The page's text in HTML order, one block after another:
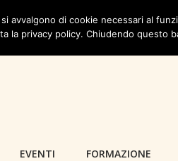
EVENTI FORMAZIONE
avvalgono di cookie necessari al
la privacy policy. Chiudendo questo